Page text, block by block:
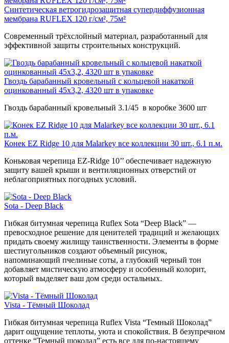
Синтетическая ветрогидрозащитная супердиффузионная
мембрана RUFLEX 120 г/см², 75м²
Современный трёхслойный материал, разработанный для
эффективной защиты строительных конструкций.
Гвоздь барабанный кровельный с кольцевой накаткой
оцинкованный 45х3,2, 4320 шт в упаковке
Гвоздь барабанный кровельный 3.1/45 в коробке 3600 шт
Конек EZ Ridge 10 для Malarkey все коллекции 30 шт., 6.1 п.м.
Коньковая черепица EZ-Ridge 10’’ обеспечивает надежную
защиту вашей крыши и вентиляционных отверстий от
неблагоприятных погодных условий.
Sota - Deep Black
Гибкая битумная черепица Ruflex Sota “Deep Black” —
превосходное решение для ценителей традиций и желающих
придать своему жилищу таинственности. Элементы в форме
шестиугольников создают объемный рисунок,
напоминающий пчелиные соты, а глубокий черный тон
добавляет мистическую атмосферу и особенный колорит,
который выделяет ваш дом среди остальных.
Vista - Тёмный Шоколад
Гибкая битумная черепица Ruflex Vista “Темный Шоколад”
дарит ощущение теплоты, уюта и спокойствия. В безупречном
оттенке “Темный шоколад” есть все для по-настоящему